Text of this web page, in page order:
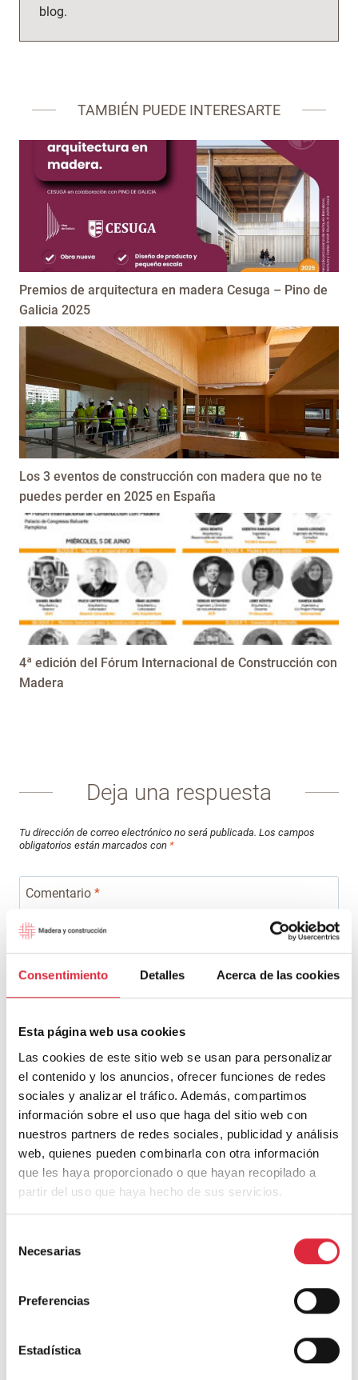
Consentimiento Detalles Acerca de las cookies
Esta página web usa cookies
Las cookies de este sitio web se usan para personalizar
el contenido y los anuncios, ofrecer funciones de redes
sociales y analizar el tráfico. Además, compartimos
información sobre el uso que haga del sitio web con
nuestros partners de redes sociales, publicidad y análisis
web, quienes pueden combinarla con otra información
que les haya proporcionado o que hayan recopilado a
partir del uso que haya hecho de sus servicios.
Necesarias
Preferencias
Estadística
blog.
TAMBIÉN PUEDE INTERESARTE
Premios de arquitectura en madera Cesuga – Pino de
Galicia 2025
Los 3 eventos de construcción con madera que no te
puedes perder en 2025 en España
4ª edición del Fórum Internacional de Construcción con
Madera
Deja una respuesta
Tu dirección de correo electrónico no será publicada. Los campos
obligatorios están marcados con *
Comentario *
Nombre
Correo electrónico*
Web
navegador para la próxima vez que comente.